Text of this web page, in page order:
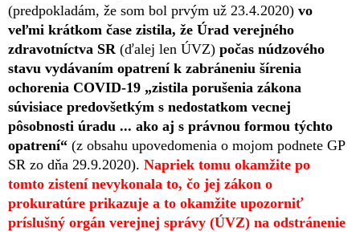
(predpokladám, že som bol prvým už 23.4.2020) vo
veľmi krátkom čase zistila, že Úrad verejného
zdravotníctva SR (ďalej len ÚVZ) počas núdzového
stavu vydávaním opatrení k zabráneniu šírenia
ochorenia COVID-19 „zistila porušenia zákona
súvisiace predovšetkým s nedostatkom vecnej
pôsobnosti úradu ... ako aj s právnou formou týchto
opatrení“ (z obsahu upovedomenia o mojom podnete GP
SR zo dňa 29.9.2020). Napriek tomu okamžite po
tomto zistení nevykonala to, čo jej zákon o
prokuratúre prikazuje a to okamžite upozorniť
príslušný orgán verejnej správy (ÚVZ) na odstránenie